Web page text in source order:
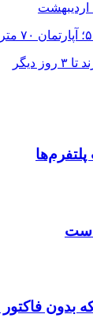
بدون فاکتور